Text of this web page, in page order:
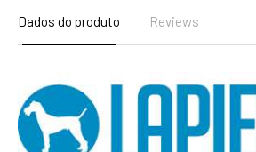
Dados do produto Reviews